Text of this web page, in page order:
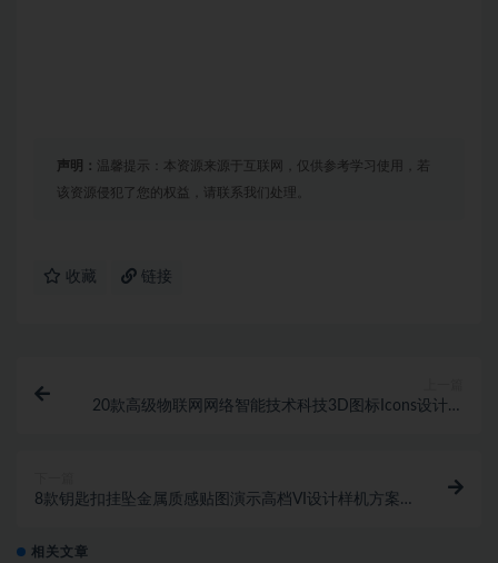
声明： 温馨提示：本资源来源于互联网，仅供参考学习使用，若
该资源侵犯了您的权益，请联系我们处理。
收藏 链接
20款高级物联网网络智能技术科技3D图标Icons设计素
8款钥匙扣挂坠金属质感贴图演示高档VI设计样机方案
相关文章